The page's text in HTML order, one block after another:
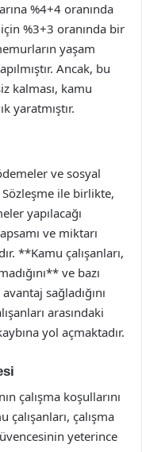
%4+4 oranında
için %3+3 oranında bir
yaşam
Ancak, bu
kalması, kamu
yaratmıştır.
ve sosyal
ile birlikte,
yapılacağı
ve miktarı
**Kamu çalışanları,
ve bazı
sağladığını
arasındaki
yol açmaktadır.
çalışma koşullarını
çalışanları, çalışma
yeterince